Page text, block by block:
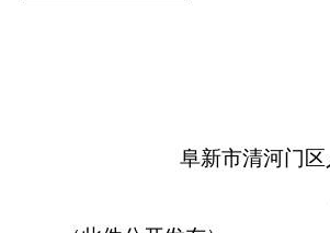
阜新市清河门